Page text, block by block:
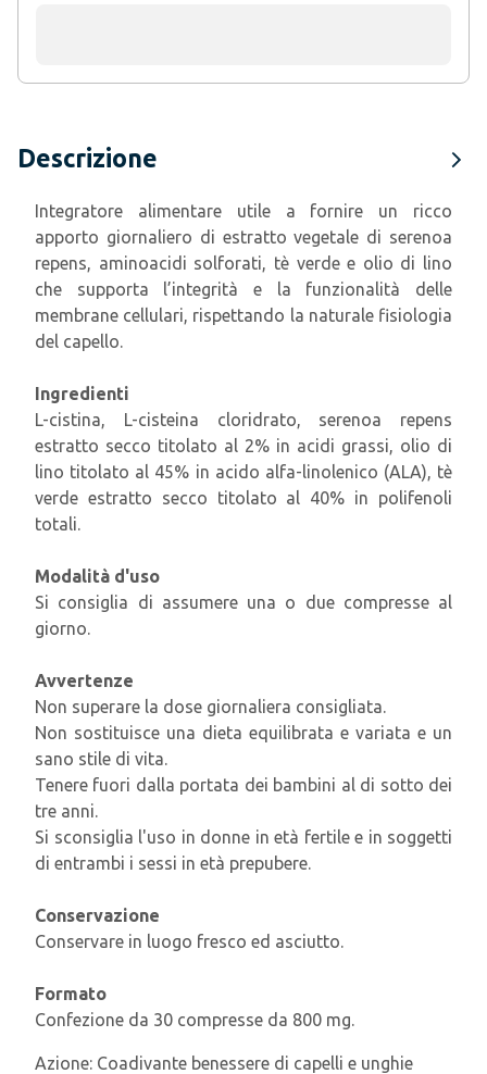
Descrizione
Integratore alimentare utile a fornire un ricco
apporto giornaliero di estratto vegetale di serenoa
repens, aminoacidi solforati, tè verde e olio di lino
che supporta l’integrità e la funzionalità delle
membrane cellulari, rispettando la naturale fisiologia
del capello.
Ingredienti
L-cistina, L-cisteina cloridrato, serenoa repens
estratto secco titolato al 2% in acidi grassi, olio di
lino titolato al 45% in acido alfa-linolenico (ALA), tè
verde estratto secco titolato al 40% in polifenoli
totali.
Modalità d'uso
Si consiglia di assumere una o due compresse al
giorno.
Avvertenze
Non superare la dose giornaliera consigliata.
Non sostituisce una dieta equilibrata e variata e un
sano stile di vita.
Tenere fuori dalla portata dei bambini al di sotto dei
tre anni.
Si sconsiglia l'uso in donne in età fertile e in soggetti
di entrambi i sessi in età prepubere.
Conservazione
Conservare in luogo fresco ed asciutto.
Formato
Confezione da 30 compresse da 800 mg.
Azione: Coadivante benessere di capelli e unghie